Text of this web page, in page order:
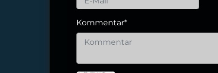
Kommentar*